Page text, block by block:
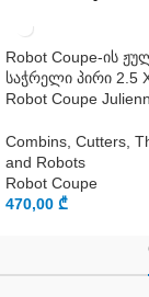
Robot Coupe-ის
საჭრელი პირი 2.5
Robot Coupe
Combins, Cutters,
and Robots
Robot Coupe
470,00 ₾